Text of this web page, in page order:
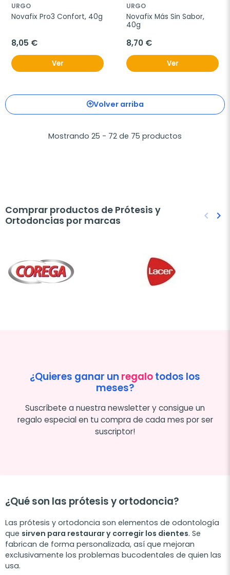
URGO
Novafix Pro3 Confort, 40g
8,05 €
Ver
URGO
Novafix Más Sin Sabor,
40g
8,70 €
Ver
Volver arriba
Mostrando 25 - 72 de 75 productos
Comprar productos de Prótesis y
Ortodoncias por marcas
keyboard_arrow_left keyboard_arrow_right
¿Quieres ganar un regalotodos los
meses?
Suscríbete a nuestra newsletter y consigue un
regalo especial en tu compra de cada mes por ser
suscriptor!
¿Qué son las prótesis y ortodoncia?
Las prótesis y ortodoncia son elementos de odontología
que sirven para restaurar y corregir los dientes. Se
fabrican de forma personalizada, así que mejoran
exclusivamente los problemas bucodentales de quien las
usa.